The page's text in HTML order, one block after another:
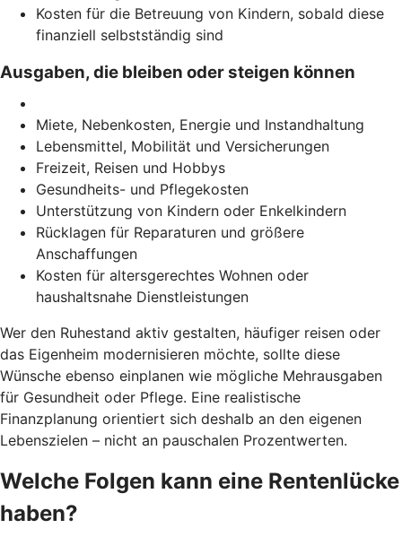
Kosten für die Betreuung von Kindern, sobald diese
finanziell selbstständig sind
Ausgaben, die bleiben oder steigen können
Miete, Nebenkosten, Energie und Instandhaltung
Lebensmittel, Mobilität und Versicherungen
Freizeit, Reisen und Hobbys
Gesundheits- und Pflegekosten
Unterstützung von Kindern oder Enkelkindern
Rücklagen für Reparaturen und größere
Anschaffungen
Kosten für altersgerechtes Wohnen oder
haushaltsnahe Dienstleistungen
Wer den Ruhestand aktiv gestalten, häufiger reisen oder
das Eigenheim modernisieren möchte, sollte diese
Wünsche ebenso einplanen wie mögliche Mehrausgaben
für Gesundheit oder Pflege. Eine realistische
Finanzplanung orientiert sich deshalb an den eigenen
Lebenszielen – nicht an pauschalen Prozentwerten.
Welche Folgen kann eine Rentenlücke
haben?